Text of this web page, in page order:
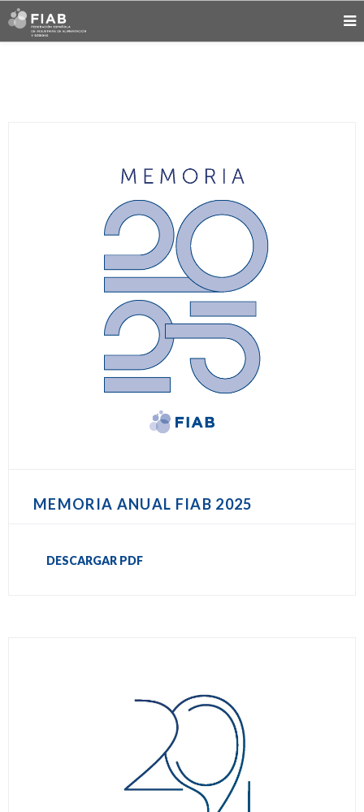
MEMORIA ANUAL FIAB 2025
DESCARGAR PDF